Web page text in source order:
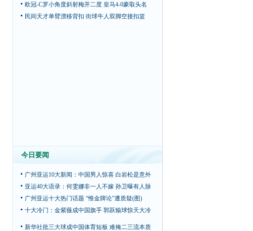
欧冠-C罗小角度斜射梅开二度 皇马4-0豪取头名
民间天才单臂漂移背扣 街球牛人双脚空接扣篮
今日要闻
广州亚运10大新闻：中国男人惊喜 白岩松是意外
亚运40大语录：何雯娜非一人不嫁 孙卫曝有人脉
广州亚运十大热门话题 “惟金牌论”遭质疑(图)
十大冷门：金紫薇成中国旗手 郭跃输球惊天大冷
新华社批三大球成中国体育短板 难掩二三流本质